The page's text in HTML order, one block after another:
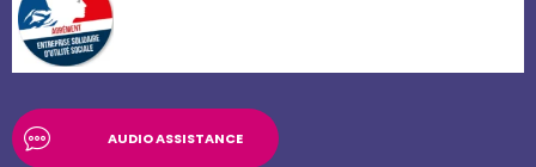
AUDIO ASSISTANCE